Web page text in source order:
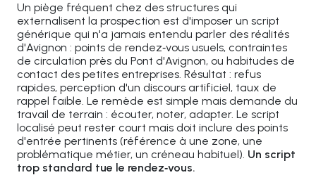
Un piège fréquent chez des structures qui
externalisent la prospection est d'imposer un script
générique qui n'a jamais entendu parler des réalités
d'Avignon : points de rendez‑vous usuels, contraintes
de circulation près du Pont d'Avignon, ou habitudes de
contact des petites entreprises. Résultat : refus
rapides, perception d'un discours artificiel, taux de
rappel faible. Le remède est simple mais demande du
travail de terrain : écouter, noter, adapter. Le script
localisé peut rester court mais doit inclure des points
d'entrée pertinents (référence à une zone, une
problématique métier, un créneau habituel). Un script
trop standard tue le rendez‑vous.